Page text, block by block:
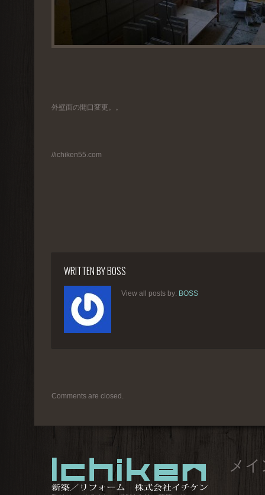
外壁面の開口変更。。
//ichiken55.com
WRITTEN BYBOSS
View all posts by: BOSS
Comments are closed.
メ